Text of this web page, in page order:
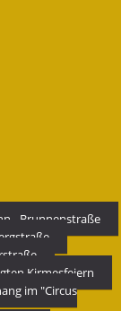
- Brunnenstraße
Kirmesfeiern
im "Circus